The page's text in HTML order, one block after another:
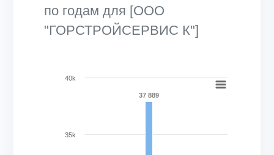
по годам для [ООО
"ГОРСТРОЙСЕРВИС К"]
Bar chart with 27 data series.
The chart has 1 Y axis displaying Кол-во поверок, шт..
37 889
35k
40k